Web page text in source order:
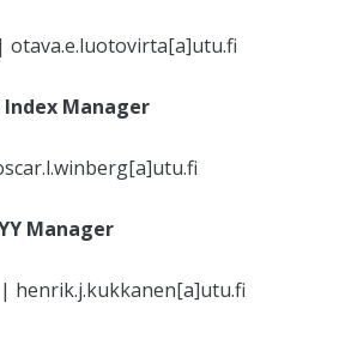
otava.e.luotovirta[a]utu.fi
Manager
Manager
henrik.j.kukkanen[a]utu.fi